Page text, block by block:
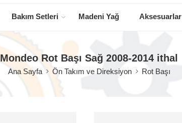
Bakım Setleri Madeni Yağ Aksesuarlar
Mondeo Rot Başı Sağ 2008-2014 ithal
Ana Sayfa Ön Takım ve Direksiyon Rot Başı